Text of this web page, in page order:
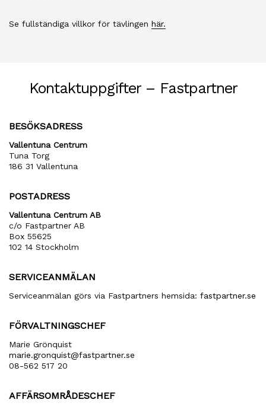
Se fullständiga villkor för tävlingen här.
Kontaktuppgifter – Fastpartner
BESÖKSADRESS
Vallentuna Centrum
Tuna Torg
186 31 Vallentuna
POSTADRESS
Vallentuna Centrum AB
c/o Fastpartner AB
Box 55625
102 14 Stockholm
SERVICEANMÄLAN
Serviceanmälan görs via Fastpartners hemsida: fastpartner.se
FÖRVALTNINGSCHEF
Marie Grönquist
marie​.gronquist​@fastpartner​.se
08-562 517 20
AFFÄRSOMRÅDESCHEF